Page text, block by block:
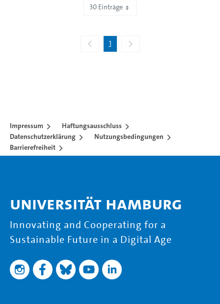
30 Einträge
1
Impressum
Haftungsausschluss
Datenschutzerklärung
Nutzungsbedingungen
Barrierefreiheit
Universität Hamburg
Innovating and Cooperating for a
Sustainable Future in a Digital Age